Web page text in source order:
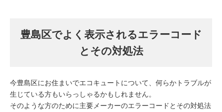
豊島区でよく表示されるエラーコード
とその対処法
今豊島区にお住まいでエコキュートについて、何らかトラブルが
生じている方もいらっしゃるかもしれません。
そのような方のために主要メーカーのエラーコードとその対処法